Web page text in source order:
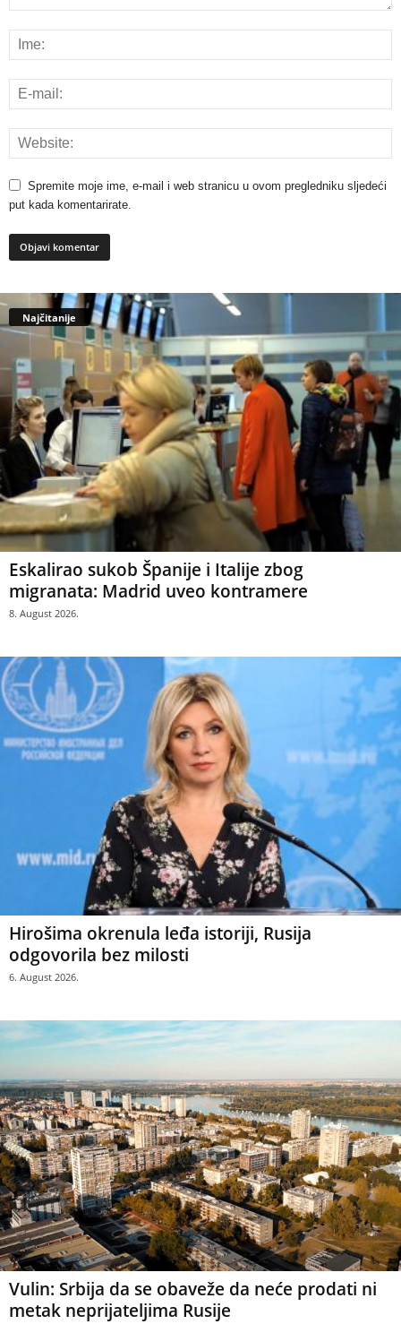
Spremite moje ime, e-mail i web stranicu u ovom pregledniku sljedeći
put kada komentarirate.
Najčitanije
Eskalirao sukob Španije i Italije zbog
migranata: Madrid uveo kontramere
8. August 2026.
Hirošima okrenula leđa istoriji, Rusija
odgovorila bez milosti
6. August 2026.
Vulin: Srbija da se obaveže da neće prodati ni
metak neprijateljima Rusije